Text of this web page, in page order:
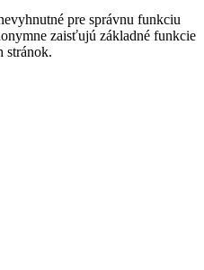
pre správnu funkciu
zaisťujú základné funkcie
stránok.